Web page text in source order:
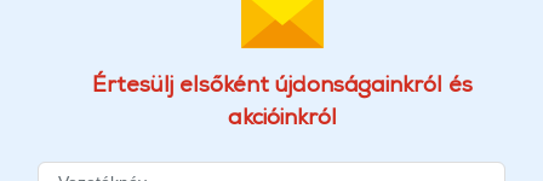
Értesülj elsőként újdonságainkról és
akcióinkról